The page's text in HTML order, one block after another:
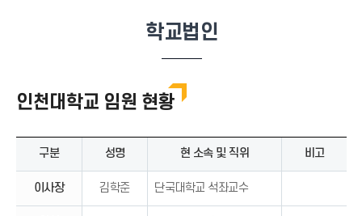
학교법인
인천대학교 임원 현황
구분 성명 현 소속 및 직위 비고
이사장 김학준 단국대학교 석좌교수